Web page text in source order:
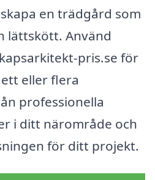
en trädgård som
lättskött. Använd
pris.se för
eller flera
professionella
i ditt närområde och
för ditt projekt.